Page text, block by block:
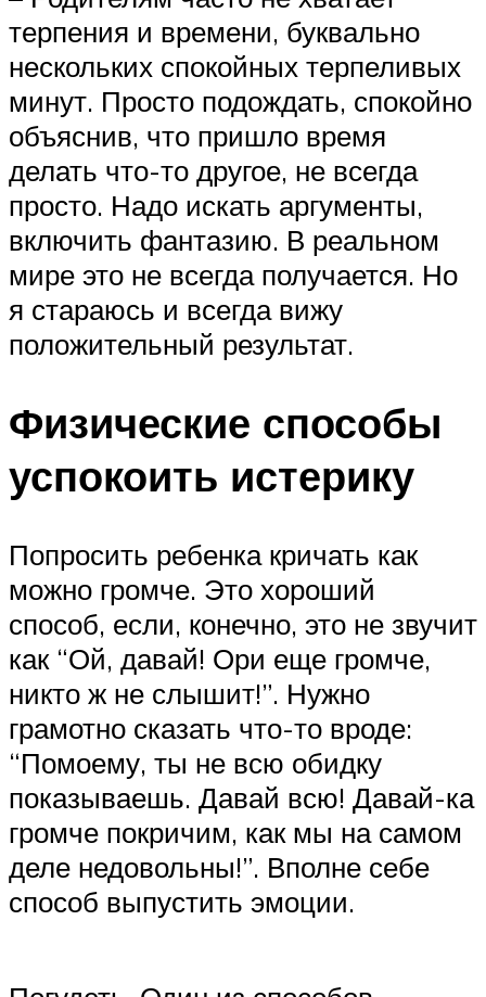
терпения и времени, буквально
нескольких спокойных терпеливых
минут. Просто подождать, спокойно
объяснив, что пришло время
делать что-то другое, не всегда
просто. Надо искать аргументы,
включить фантазию. В реальном
мире это не всегда получается. Но
я стараюсь и всегда вижу
положительный результат.
Физические способы
успокоить истерику
Попросить ребенка кричать как
можно громче. Это хороший
способ, если, конечно, это не звучит
как “Ой, давай! Ори еще громче,
никто ж не слышит!”. Нужно
грамотно сказать что-то вроде:
“Помоему, ты не всю обидку
показываешь. Давай всю! Давай-ка
громче покричим, как мы на самом
деле недовольны!”. Вполне себе
способ выпустить эмоции.